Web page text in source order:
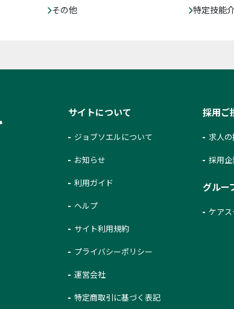
その他 特定技能
サイトについて
ジョブソエルについて
お知らせ
利用ガイド
ヘルプ
サイト利用規約
プライバシーポリシー
運営会社
特定商取引に基づく表記
採用ご
求人
採用
グルー
ケア